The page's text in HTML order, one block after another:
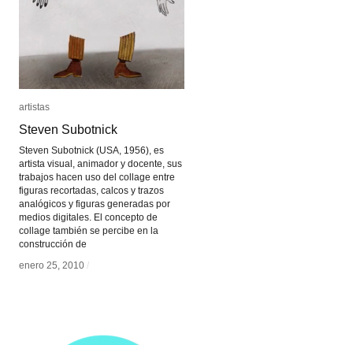
artistas
Steven Subotnick
Steven Subotnick (USA, 1956), es
artista visual, animador y docente, sus
trabajos hacen uso del collage entre
figuras recortadas, calcos y trazos
analógicos y figuras generadas por
medios digitales. El concepto de
collage también se percibe en la
construcción de
enero 25, 2010 /
artistas
Steven Subotnick
enero 25, 2010 /